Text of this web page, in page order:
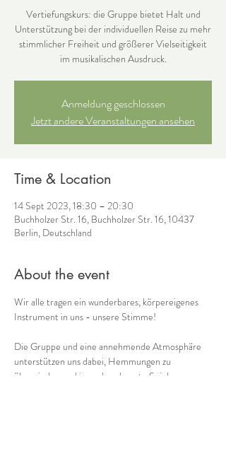
Vertiefungskurs: die Gruppe bietet Halt und
Unterstützung bei der individuellen Reise zu mehr
stimmlicher Freiheit und größerer Vielseitigkeit
im musikalischen Ausdruck.
Anmeldung geschlossen
Jetzt andere Veranstaltungen ansehen
Time & Location
14 Sept 2023, 18:30 – 20:30
Buchholzer Str. 16, Buchholzer Str. 16, 10437
Berlin, Deutschland
About the event
Wir alle tragen ein wunderbares, körpereigenes
Instrument in uns - unsere Stimme!
Die Gruppe und eine annehmende Atmosphäre
unterstützen uns dabei, Hemmungen zu
überwinden und ins unbeschwerte Spielen zu